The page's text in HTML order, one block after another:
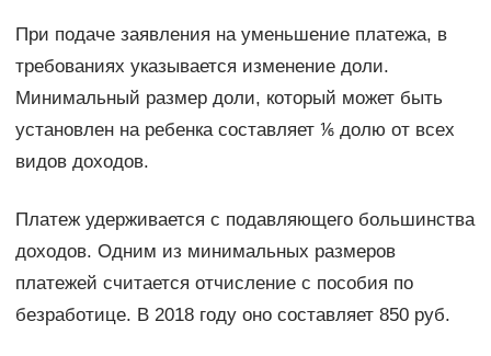
При подаче заявления на уменьшение платежа, в
требованиях указывается изменение доли.
Минимальный размер доли, который может быть
установлен на ребенка составляет ⅙ долю от всех
видов доходов.
Платеж удерживается с подавляющего большинства
доходов. Одним из минимальных размеров
платежей считается отчисление с пособия по
безработице. В 2018 году оно составляет 850 руб.